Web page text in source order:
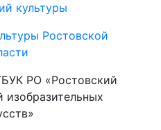
культуры
Ростовской
РО «Ростовский
изобразительных